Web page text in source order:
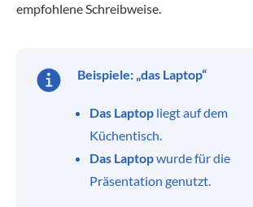
empfohlene Schreibweise.
Beispiele: „das Laptop“
Das Laptop liegt auf dem
Küchentisch.
Das Laptopwurde für die
Präsentation genutzt.